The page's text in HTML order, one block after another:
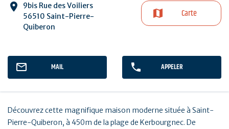
9bis Rue des Voiliers
56510 Saint-Pierre-
Quiberon
Carte
MAIL APPELER
Découvrez cette magnifique maison moderne située à Saint-
Pierre-Quiberon, à 450m de la plage de Kerbourgnec. De